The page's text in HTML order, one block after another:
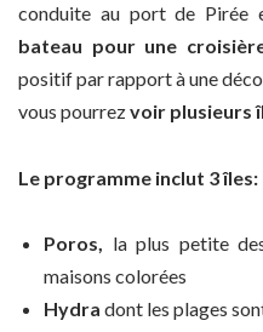
conduite au port de Pirée
bateau pour une
positif par rapport à une
vous pourrezvoir plusieurs
Le programme inclut 3 îles:
Poros, la plus petite
maisons colorées
Hydra dont les plages